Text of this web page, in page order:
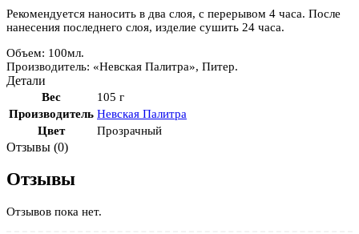
Рекомендуется наносить в два слоя, с перерывом 4 часа. После
нанесения последнего слоя, изделие сушить 24 часа.
Объем: 100мл.
Производитель: «Невская Палитра», Питер.
Детали
Вес
105 г
Производитель Невская Палитра
Цвет
Прозрачный
Отзывы (0)
Отзывы
Отзывов пока нет.